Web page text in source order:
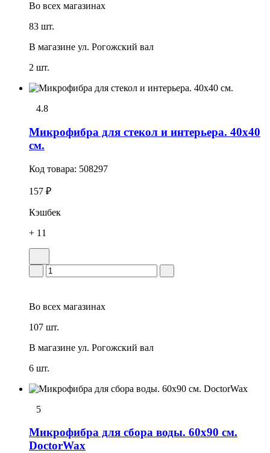
Во всех магазинах
83 шт.
В магазине ул. Рогожский вал
2 шт.
4.8
Микрофибра для стекол и интерьера. 40x40
см.
Код товара: 508297
157 ₽
Кэшбек
+ 11
Во всех магазинах
107 шт.
В магазине ул. Рогожский вал
6 шт.
5
Микрофибра для сбора воды. 60x90 см.
DoctorWax